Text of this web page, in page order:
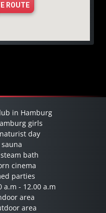
ROUTE
in Hamburg
girls
day
bath
cinema
parties
a.m - 12.00 a.m
area
area